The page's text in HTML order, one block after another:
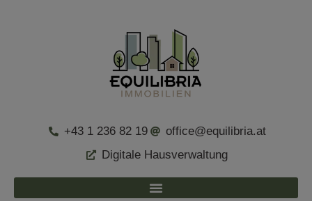
+43 1 236 82 19
office@equilibria.at
Digitale Hausverwaltung